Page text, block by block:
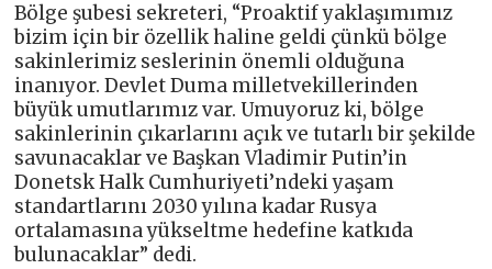
Bölge şubesi sekreteri, “Proaktif yaklaşımımız
bizim için bir özellik haline geldi çünkü bölge
sakinlerimiz seslerinin önemli olduğuna
inanıyor. Devlet Duma milletvekillerinden
büyük umutlarımız var. Umuyoruz ki, bölge
sakinlerinin çıkarlarını açık ve tutarlı bir şekilde
savunacaklar ve Başkan Vladimir Putin’in
Donetsk Halk Cumhuriyeti’ndeki yaşam
standartlarını 2030 yılına kadar Rusya
ortalamasına yükseltme hedefine katkıda
bulunacaklar” dedi.